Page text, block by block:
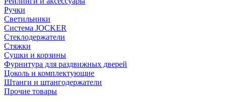
Ручки
Светильники
Система JOCKER
Стеклодержатели
Стяжки
Сушки и корзины
Фурнитура для раздвижных дверей
Цоколь и комплектующие
Штанги и штангодержатели
Прочие товары